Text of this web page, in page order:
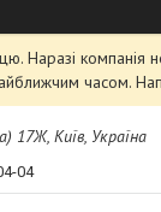
компанія
часом.
17Ж, Київ, Україна
04